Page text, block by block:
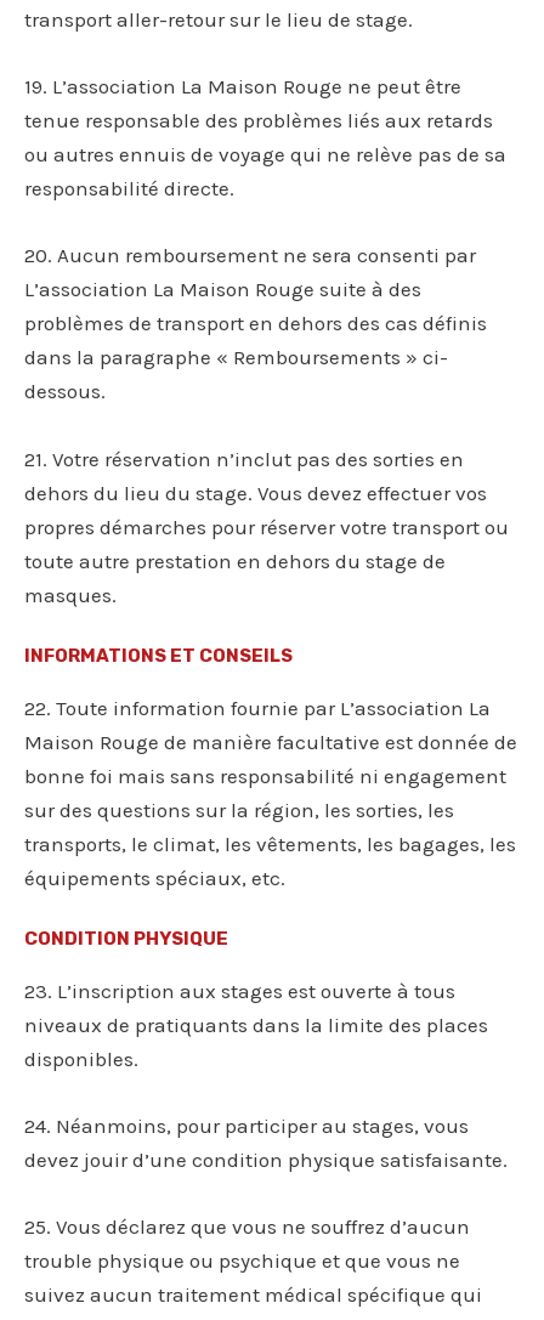
transport aller-retour sur le lieu de stage.
19. L’association La Maison Rouge ne peut être
tenue responsable des problèmes liés aux retards
ou autres ennuis de voyage qui ne relève pas de sa
responsabilité directe.
20. Aucun remboursement ne sera consenti par
L’association La Maison Rouge suite à des
problèmes de transport en dehors des cas définis
dans la paragraphe « Remboursements » ci-
dessous.
21. Votre réservation n’inclut pas des sorties en
dehors du lieu du stage. Vous devez effectuer vos
propres démarches pour réserver votre transport ou
toute autre prestation en dehors du stage de
masques.
INFORMATIONS ET CONSEILS
22. Toute information fournie par L’association La
Maison Rouge de manière facultative est donnée de
bonne foi mais sans responsabilité ni engagement
sur des questions sur la région, les sorties, les
transports, le climat, les vêtements, les bagages, les
équipements spéciaux, etc.
CONDITION PHYSIQUE
23. L’inscription aux stages est ouverte à tous
niveaux de pratiquants dans la limite des places
disponibles.
24. Néanmoins, pour participer au stages, vous
devez jouir d’une condition physique satisfaisante.
25. Vous déclarez que vous ne souffrez d’aucun
trouble physique ou psychique et que vous ne
suivez aucun traitement médical spécifique qui